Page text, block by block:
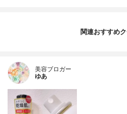
関連おすすめ
美容ブロガー
ゆあ